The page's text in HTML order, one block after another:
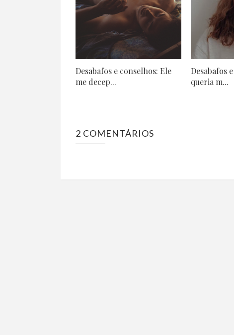
Desabafos e conselhos: Ele
me decep...
Desabafos
queria m...
2 COMENTÁRIOS